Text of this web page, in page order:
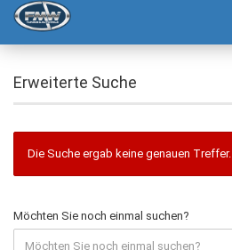
Erweiterte Suche
Die Suche ergab keine genauen Treffer.
Möchten Sie noch einmal suchen?